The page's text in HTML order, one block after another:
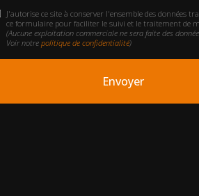
J'autorise ce site à conserver l'ensemble des données
ce formulaire pour faciliter le suivi et le traitement de
(Aucune exploitation commerciale ne sera faite des
Voir notre politique de confidentialité)